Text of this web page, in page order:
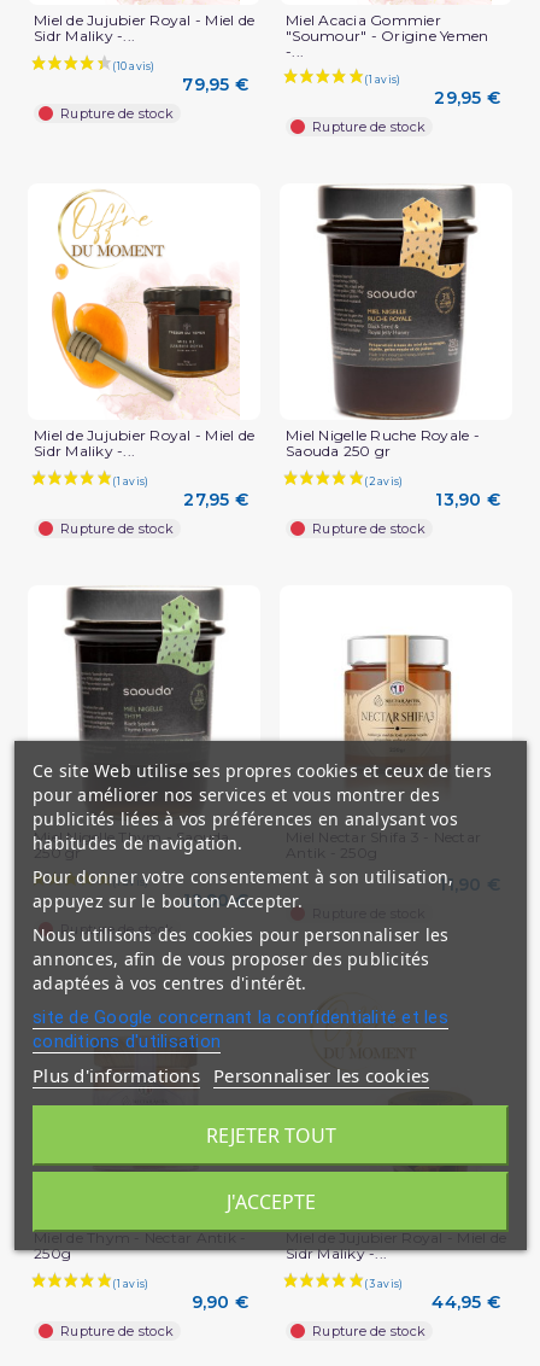
(1 avis)
Miel de Jujubier Royal - Miel de
Sidr Maliky -...
(10 avis)
79,95 €
Rupture de stock
Miel Acacia Gommier
"Soumour" - Origine Yemen
-...
29,95 €
Rupture de stock
Miel de Jujubier Royal - Miel de
Sidr Maliky -...
27,95 €
Rupture de stock
Miel Nigelle Ruche Royale -
Saouda 250 gr
13,90 €
Rupture de stock
Miel Nigelle Thym - Saouda
250 gr
12,90 €
Rupture de stock
Miel Nectar Shifa 3 - Nectar
11,90 €
Miel de Thym - Nectar Antik -
250g
9,90 €
Rupture de stock
Miel de Jujubier Royal - Miel de
Sidr Maliky -...
44,95 €
Rupture de stock
Ce site Web utilise ses propres cookies et ceux de tiers
pour améliorer nos services et vous montrer des
publicités liées à vos préférences en analysant vos
habitudes de navigation.
Pour donner votre consentement à son utilisation,
appuyez sur le bouton Accepter.
Nous utilisons des cookies pour personnaliser les
annonces, afin de vous proposer des publicités
adaptées à vos centres d'intérêt.
site de Google concernant la confidentialité et les
conditions d'utilisation
Plus d'informations Personnaliser les cookies
REJETER TOUT
J'ACCEPTE